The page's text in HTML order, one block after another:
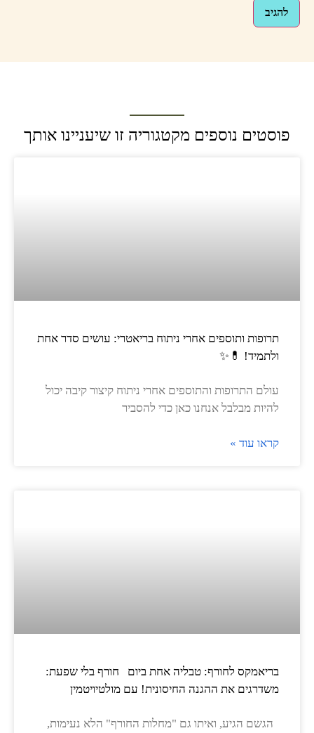
פוסטים נוספים מקטגוריה זו שיעניינו אותך
תרופות ותוספים אחרי ניתוח בריאטרי: עושים סדר אחת
ולתמיד! 💊✨
עולם התרופות והתוספים אחרי ניתוח קיצור קיבה יכול
להיות מבלבל אנחנו כאן כדי להסביר
קראו עוד »
בריאמקס לחורף: טבליה אחת ביום חורף בלי שפעת:
משדרגים את ההגנה החיסונית! עם מולטיויטמין
הגשם הגיע, ואיתו גם "מחלות החורף" הלא נעימות,